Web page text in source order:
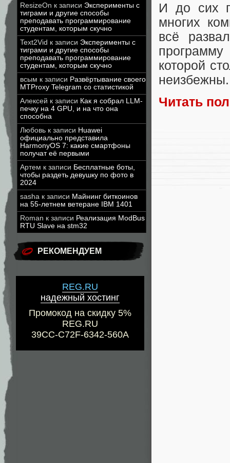
ResizeOn к записи Эксперименты с
тиграми и другие способы
преподавать программирование
студентам, которым скучно
Text2Vid к записи Эксперименты с
тиграми и другие способы
преподавать программирование
студентам, которым скучно
всым к записи Развёртывание своего
MTProxy Telegram со статистикой
Алексей к записи Как я собрал LLM-
печку на 4 GPU, и на что она
способна
Любовь к записи Huawei
официально представила
HarmonyOS 7: какие смартфоны
получат её первыми
Артем к записи Бесплатные боты,
чтобы раздеть девушку по фото в
2024
sasha к записи Майнинг биткоинов
на 55-летнем ветеране IBM 1401
Roman к записи Реализация ModBus
RTU Slave на stm32
РЕКОМЕНДУЕМ
REG.RU
надежный хостинг
Промокод на скидку 5%
REG.RU
39CC-C72F-6342-560A
И до сих
многих
всё
которой
неизбежны.
Читать